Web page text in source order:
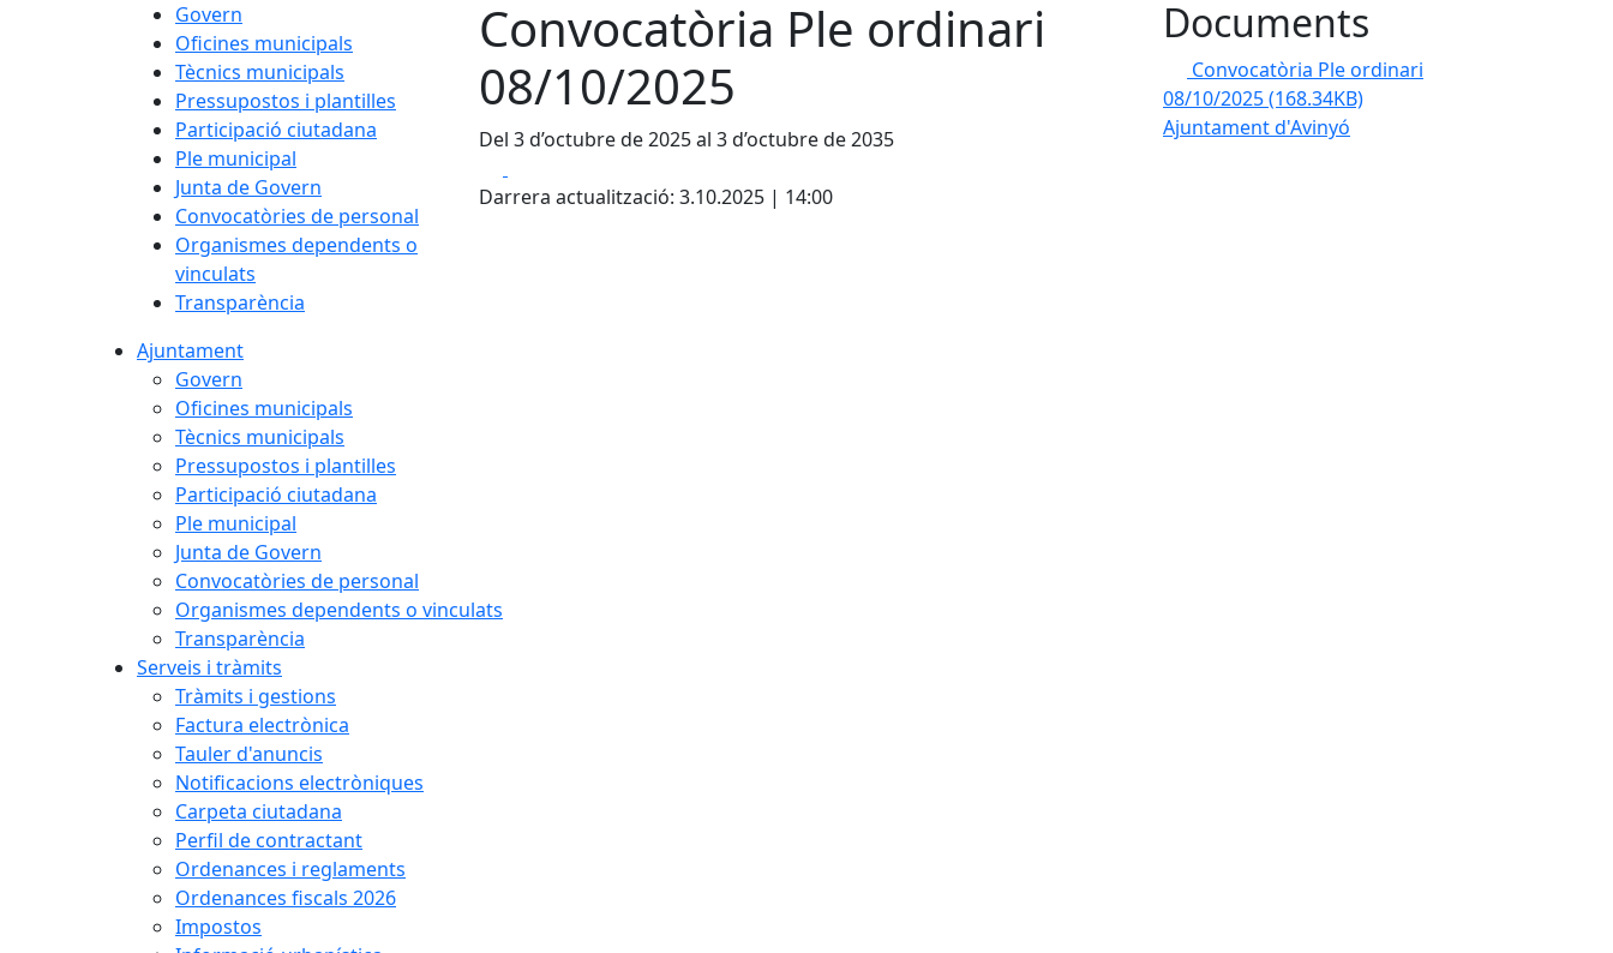
Govern
Oficines municipals
Tècnics municipals
Pressupostos i plantilles
Participació ciutadana
Ple municipal
Junta de Govern
Convocatòries de personal
Organismes dependents o
vinculats
Transparència
Convocatòria Ple ordinari
08/10/2025
Del 3 d’octubre de 2025 al 3 d’octubre de 2035
Darrera actualització: 3.10.2025 | 14:00
Documents
Convocatòria Ple ordinari
08/10/2025(168.34KB)
Ajuntament d'Avinyó
Ajuntament
Govern
Oficines municipals
Tècnics municipals
Pressupostos i plantilles
Participació ciutadana
Ple municipal
Junta de Govern
Convocatòries de personal
Organismes dependents o vinculats
Transparència
Serveis i tràmits
Tràmits i gestions
Factura electrònica
Tauler d'anuncis
Notificacions electròniques
Carpeta ciutadana
Perfil de contractant
Ordenances i reglaments
Ordenances fiscals 2026
Impostos